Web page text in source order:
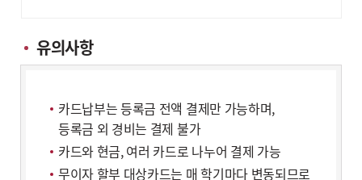
유의사항
카드납부는 등록금 전액 결제만 가능하며,
등록금 외 경비는 결제 불가
카드와 현금, 여러 카드로 나누어 결제 가능
무이자 할부 대상카드는 매 학기마다 변동되므로